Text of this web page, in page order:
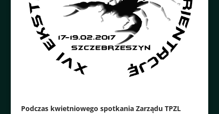
Podczas kwietniowego spotkania Zarządu TPZL